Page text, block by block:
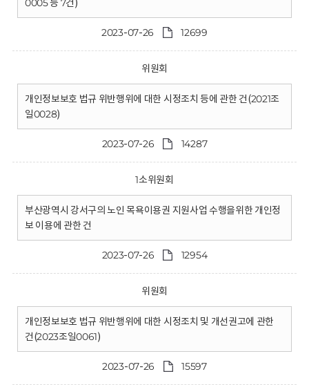
0005 등 7건)
2023-07-26 12699
위원회
개인정보보호 법규 위반행위에 대한 시정조치 등에 관한 건(2021조
일0028)
2023-07-26 14287
1소위원회
부산광역시 강서구의 노인 목욕이용권 지원사업 수행을위한 개인정
보 이용에 관한 건
2023-07-26 12954
위원회
개인정보보호 법규 위반행위에 대한 시정조치 및 개선권고에 관한
건(2023조일0061)
2023-07-26 15597